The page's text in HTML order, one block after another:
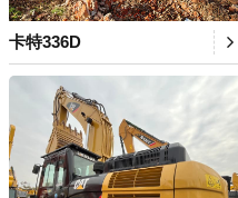
卡特336D